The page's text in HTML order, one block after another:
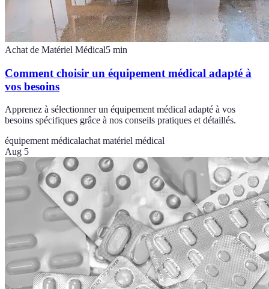
Achat de Matériel Médical5 min
Comment choisir un équipement médical adapté à
vos besoins
Apprenez à sélectionner un équipement médical adapté à vos
besoins spécifiques grâce à nos conseils pratiques et détaillés.
équipement médicalachat matériel médical
Aug 5